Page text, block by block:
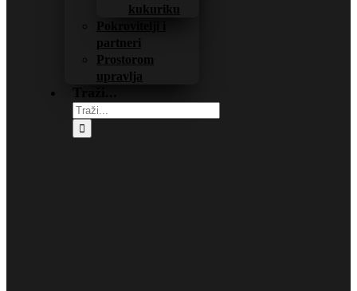
kukuriku
Pokrovitelji i
partneri
Prostorom
upravlja